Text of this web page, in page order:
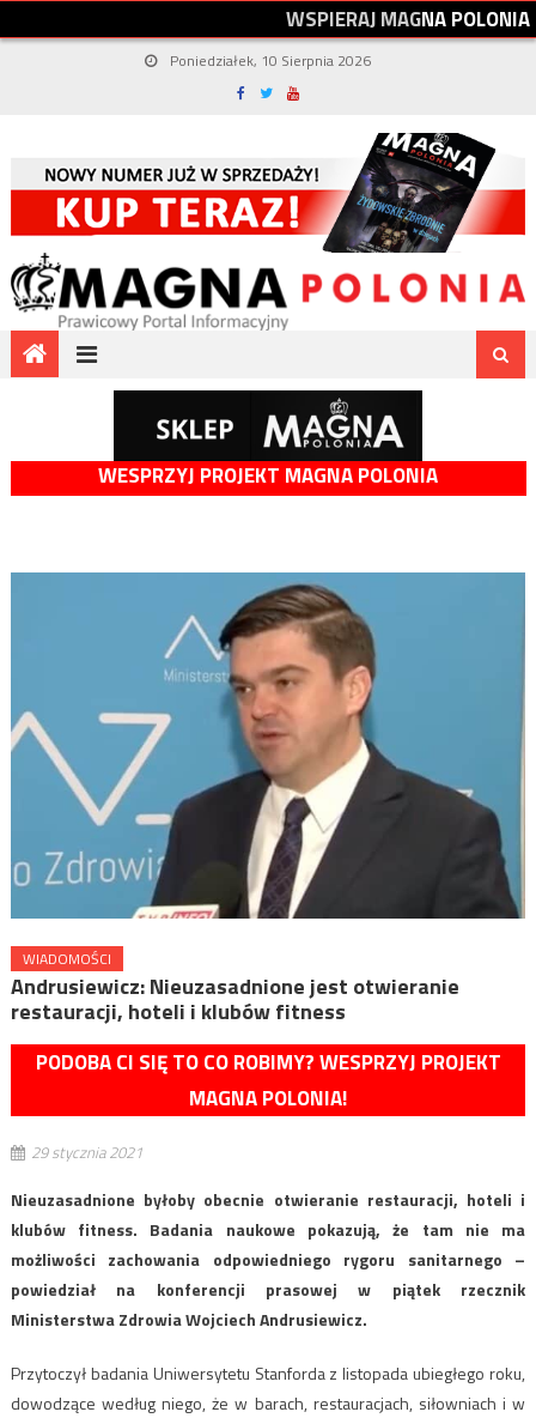
WSPIERAJMAGNAPOLONIA
Poniedziałek, 10 Sierpnia 2026
WESPRZYJ PROJEKT MAGNA POLONIA
WIADOMOŚCI
Andrusiewicz: Nieuzasadnione jest otwieranie
restauracji, hoteli i klubów fitness
PODOBA CI SIĘ TO CO ROBIMY? WESPRZYJ PROJEKT
MAGNA POLONIA!
29 stycznia 2021
Nieuzasadnione byłoby obecnie otwieranie restauracji, hoteli i
klubów fitness. Badania naukowe pokazują, że tam nie ma
możliwości zachowania odpowiedniego rygoru sanitarnego –
powiedział na konferencji prasowej w piątek rzecznik
Ministerstwa Zdrowia Wojciech Andrusiewicz.
Przytoczył badania Uniwersytetu Stanforda z listopada ubiegłego roku,
dowodzące według niego, że w barach, restauracjach, siłowniach i w